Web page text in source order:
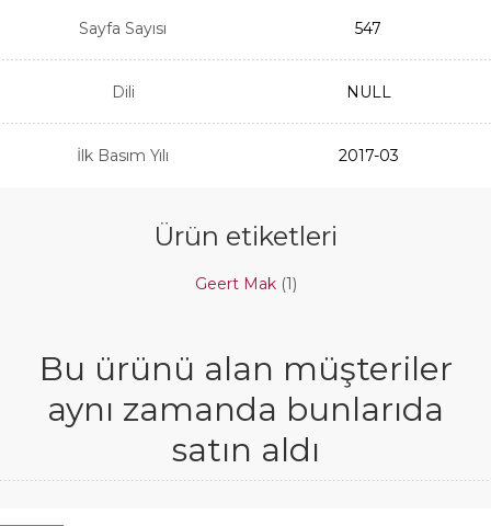
Sayfa Sayısı 547
Dili NULL
İlk Basım Yılı 2017-03
Ürün etiketleri
Geert Mak (1)
Bu ürünü alan müşteriler
aynı zamanda bunlarıda
satın aldı